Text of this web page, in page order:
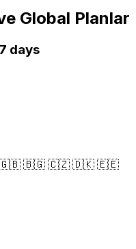
Global Planlar
7 days
🇧🇬 🇨🇿 🇩🇰 🇪🇪